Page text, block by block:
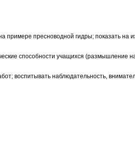
примере пресноводной гидры; показать на
способности учащихся (размышление
воспитывать наблюдательность,